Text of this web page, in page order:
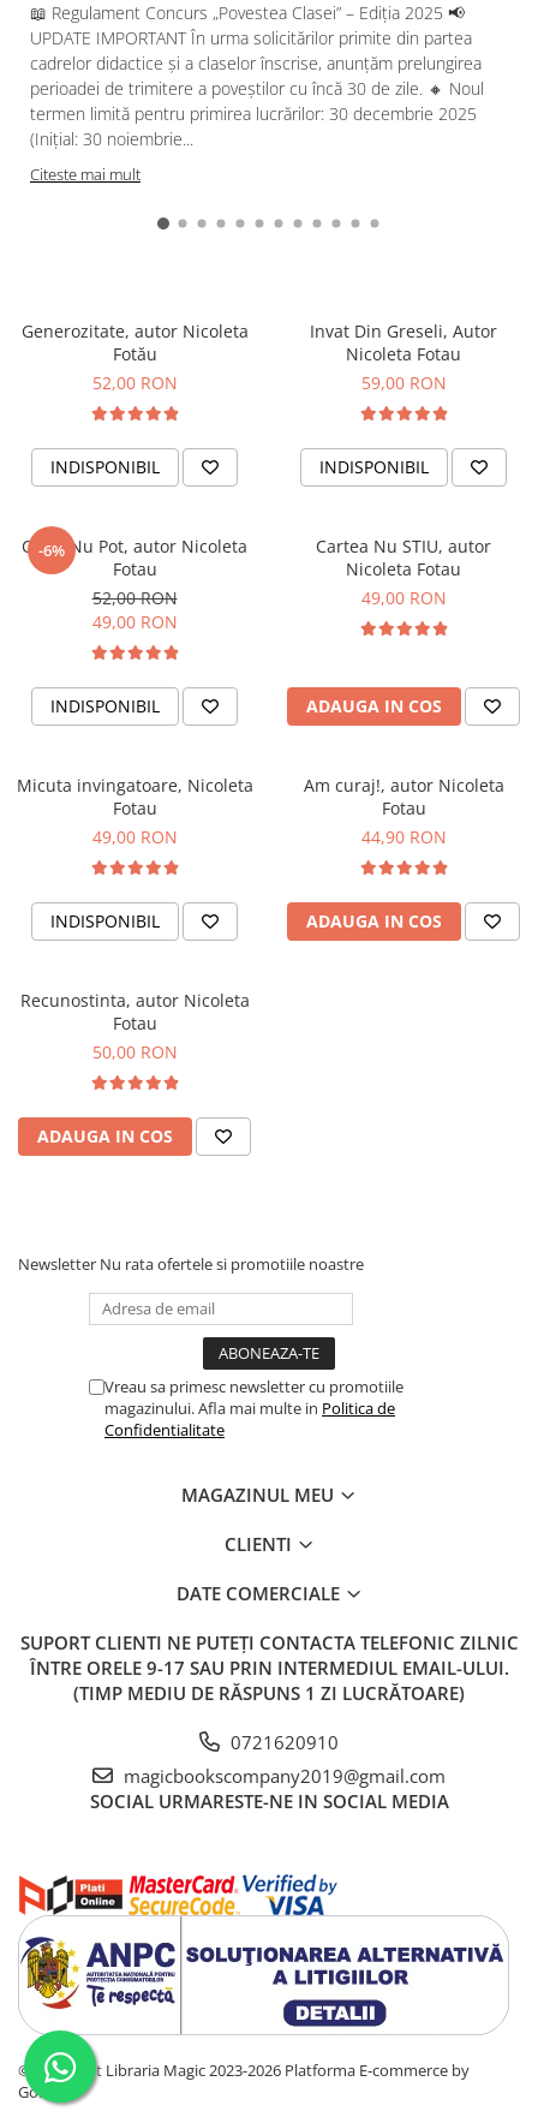
📖 Regulament Concurs „Povestea Clasei” – Ediția 2025 📢
UPDATE IMPORTANT În urma solicitărilor primite din partea
cadrelor didactice și a claselor înscrise, anunțăm prelungirea
perioadei de trimitere a poveștilor cu încă 30 de zile. 🔸 Noul
termen limită pentru primirea lucrărilor: 30 decembrie 2025
(Inițial: 30 noiembrie...
Citeste mai mult
Generozitate, autor Nicoleta
Fotău
52,00 RON
INDISPONIBIL
Invat Din Greseli, Autor
Nicoleta Fotau
59,00 RON
INDISPONIBIL
-6%
Carte Nu Pot, autor Nicoleta
Fotau
52,00 RON
49,00 RON
INDISPONIBIL
Cartea Nu STIU, autor
Nicoleta Fotau
49,00 RON
ADAUGA IN COS
Micuta invingatoare, Nicoleta
Fotau
49,00 RON
INDISPONIBIL
Am curaj!, autor Nicoleta
Fotau
44,90 RON
ADAUGA IN COS
Recunostinta, autor Nicoleta
Fotau
50,00 RON
ADAUGA IN COS
Newsletter Nu rata ofertele si promotiile noastre
Vreau sa primesc newsletter cu promotiile
magazinului. Afla mai multe in Politica de
Confidentialitate
MAGAZINUL MEU
CLIENTI
DATE COMERCIALE
SUPORT CLIENTI NE PUTEȚI CONTACTA TELEFONIC ZILNIC
ÎNTRE ORELE 9-17 SAU PRIN INTERMEDIUL EMAIL-ULUI.
(TIMP MEDIU DE RĂSPUNS 1 ZI LUCRĂTOARE)
0721620910
magicbookscompany2019@gmail.com
SOCIAL URMARESTE-NE IN SOCIAL MEDIA
©Copyright Libraria Magic 2023-2026 Platforma E-commerce by
Gomag